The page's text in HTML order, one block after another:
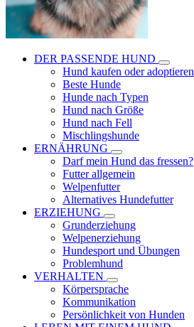
DER PASSENDE HUND
Hund kaufen oder adoptieren
Beste Hunde
Hunde nach Typen
Hund nach Größe
Hund nach Fell
Mischlingshunde
ERNÄHRUNG
Darf mein Hund das fressen?
Futter allgemein
Welpenfutter
Alternatives Hundefutter
ERZIEHUNG
Grunderziehung
Welpenerziehung
Hundesport und Übungen
Problemhund
VERHALTEN
Körpersprache
Kommunikation
Persönlichkeit von Hunden